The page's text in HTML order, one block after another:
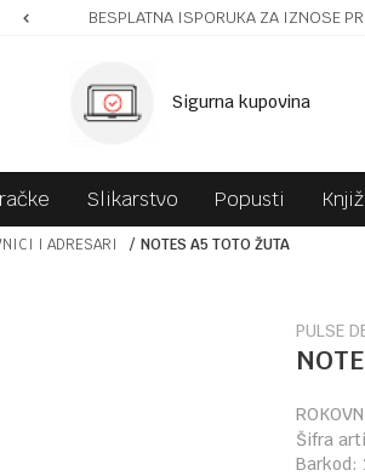
BESPLATNA ISPORUKA ZA IZNOSE
Sigurna kupovina
Slikarstvo Popusti
I ADRESARI NOTES A5 TOTO ŽUTA
PULSE
Šifra
Barkod: